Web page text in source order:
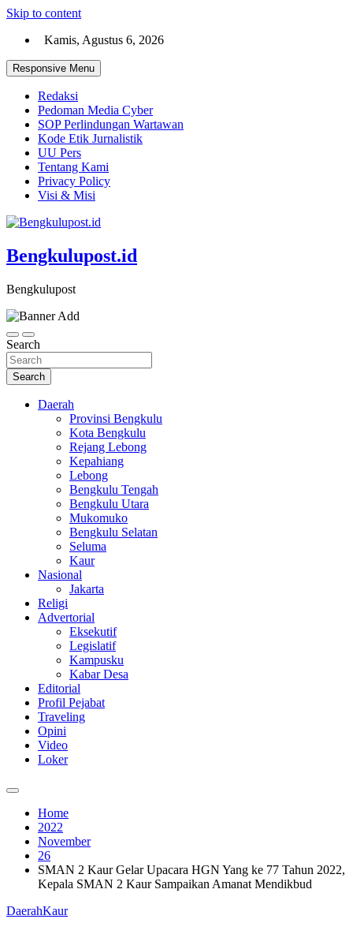
Skip to content
Kamis, Agustus 6, 2026
Responsive Menu
Redaksi
Pedoman Media Cyber
SOP Perlindungan Wartawan
Kode Etik Jurnalistik
UU Pers
Tentang Kami
Privacy Policy
Visi & Misi
Bengkulupost.id
Bengkulupost
Search
Search
Daerah
Provinsi Bengkulu
Kota Bengkulu
Rejang Lebong
Kepahiang
Lebong
Bengkulu Tengah
Bengkulu Utara
Mukomuko
Bengkulu Selatan
Seluma
Kaur
Nasional
Jakarta
Religi
Advertorial
Eksekutif
Legislatif
Kampusku
Kabar Desa
Editorial
Profil Pejabat
Traveling
Opini
Video
Loker
Home
2022
November
26
SMAN 2 Kaur Gelar Upacara HGN Yang ke 77 Tahun 2022,
Kepala SMAN 2 Kaur Sampaikan Amanat Mendikbud
DaerahKaur